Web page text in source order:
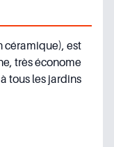
céramique), est
très économe
tous les jardins